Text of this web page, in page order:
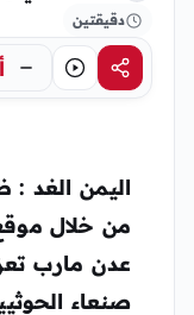
دقيقتين
مشاركةاستماع أ
اليمن الغد :
من خلال موقع
عدن مارب
صنعاء